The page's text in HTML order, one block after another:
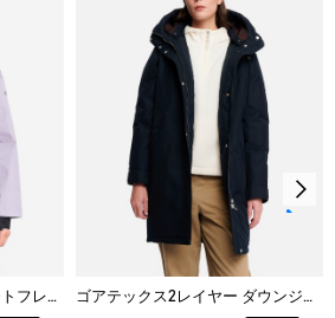
燥がよい。
はできない。
処理ができない。
ング処理ができる。：通常の処理
透湿防水 3レイヤー ショートフレアジャケット
ゴアテックス2レイヤー ダウンジャケット RP